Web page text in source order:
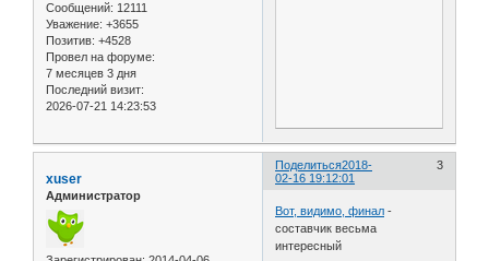
Сообщений: 12111
Уважение: +3655
Позитив: +4528
Провел на форуме:
7 месяцев 3 дня
Последний визит:
2026-07-21 14:23:53
Поделиться 3
2018-
02-16 19:12:01
xuser
Администратор
Вот, видимо, финал -
составчик весьма
интересный